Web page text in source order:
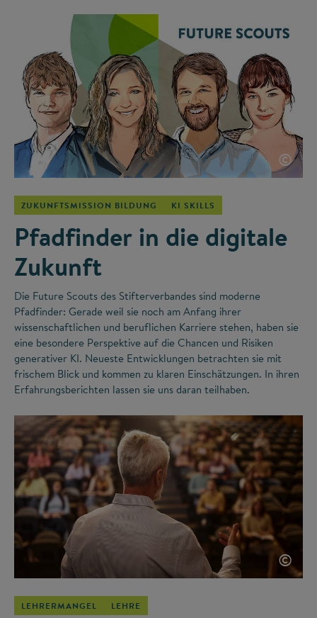
©
ZUKUNFTSMISSION BILDUNG KI SKILLS
Pfadfinder in die digitale
Zukunft
Die Future Scouts des Stifterverbandes sind moderne
Pfadfinder: Gerade weil sie noch am Anfang ihrer
wissenschaftlichen und beruflichen Karriere stehen, haben sie
eine besondere Perspektive auf die Chancen und Risiken
generativer KI. Neueste Entwicklungen betrachten sie mit
frischem Blick und kommen zu klaren Einschätzungen. In ihren
Erfahrungsberichten lassen sie uns daran teilhaben.
©
LEHRERMANGEL LEHRE